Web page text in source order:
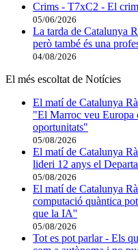
Crims - T7xC2 - El
05/06/2026
La tarda de Catalunya
però també és una
04/08/2026
El més escoltat de Notícies
El matí de Catalunya
"El Marroc veu Europa
oportunitats"
05/08/2026
El matí de Catalunya
lideri 12 anys el
05/08/2026
El matí de Catalunya
computació quàntica
que la IA''
05/08/2026
Tot es pot parlar - Els